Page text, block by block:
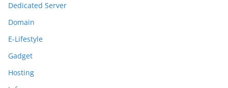
Dedicated Server
Domain
E-Lifestyle
Gadget
Hosting